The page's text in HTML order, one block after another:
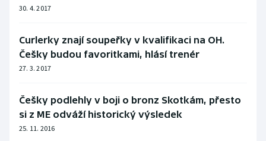
30. 4. 2017
Curlerky znají soupeřky v kvalifikaci na OH.
Češky budou favoritkami, hlásí trenér
27. 3. 2017
Češky podlehly v boji o bronz Skotkám, přesto
si z ME odváží historický výsledek
25. 11. 2016